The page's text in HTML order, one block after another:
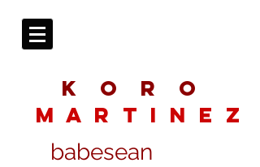
K O R O
M A R T i N E Z
babesean